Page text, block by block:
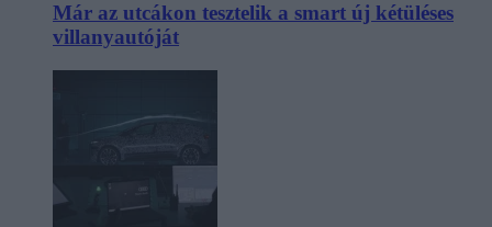
Már az utcákon tesztelik a smart új kétüléses
villanyautóját